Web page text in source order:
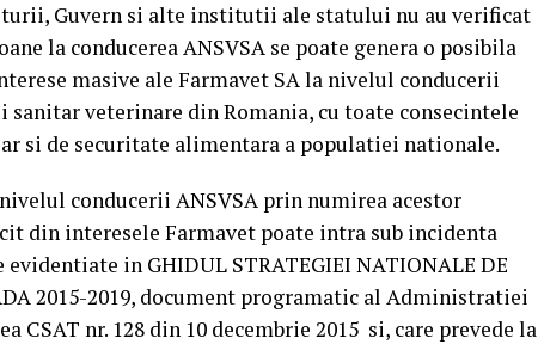
Guvern si alte institutii ale statului nu au verificat
la conducerea ANSVSA se poate genera o posibila
masive ale Farmavet SA la nivelul conducerii
veterinare din Romania, cu toate consecintele
si de securitate alimentara a populatiei nationale.
conducerii ANSVSA prin numirea acestor
din interesele Farmavet poate intra sub incidenta
in GHIDUL STRATEGIEI NATIONALE DE
2015-2019, document programatic al Administratiei
CSAT nr. 128 din 10 decembrie 2015 si, care prevede la